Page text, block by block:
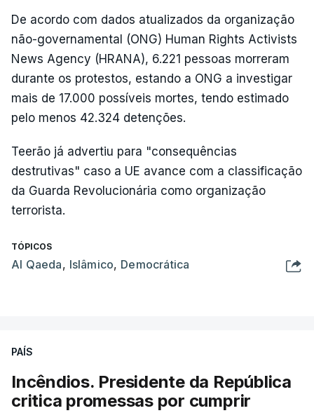
De acordo com dados atualizados da organização
não-governamental (ONG) Human Rights Activists
News Agency (HRANA), 6.221 pessoas morreram
durante os protestos, estando a ONG a investigar
mais de 17.000 possíveis mortes, tendo estimado
pelo menos 42.324 detenções.
Teerão já advertiu para "consequências
destrutivas" caso a UE avance com a classificação
da Guarda Revolucionária como organização
terrorista.
TÓPICOS
Al Qaeda, Islâmico, Democrática
PAÍS
Incêndios. Presidente da República
critica promessas por cumprir